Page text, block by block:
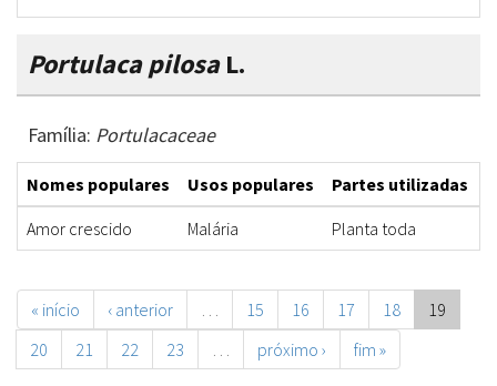
Portulaca pilosaL.
Família: Portulacaceae
Nomes populares Usos populares Partes utilizadas
Amor crescido
Malária Planta toda
« início ‹ anterior … 15 16 17 18
19
20
21 22 23 … próximo › fim »